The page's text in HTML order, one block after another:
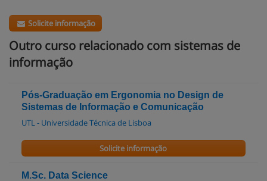
Solicite informação
Outro curso relacionado com sistemas de
informação
Pós-Graduação em Ergonomia no Design de
Sistemas de Informação e Comunicação
UTL - Universidade Técnica de Lisboa
Solicite informação
M.Sc. Data Science